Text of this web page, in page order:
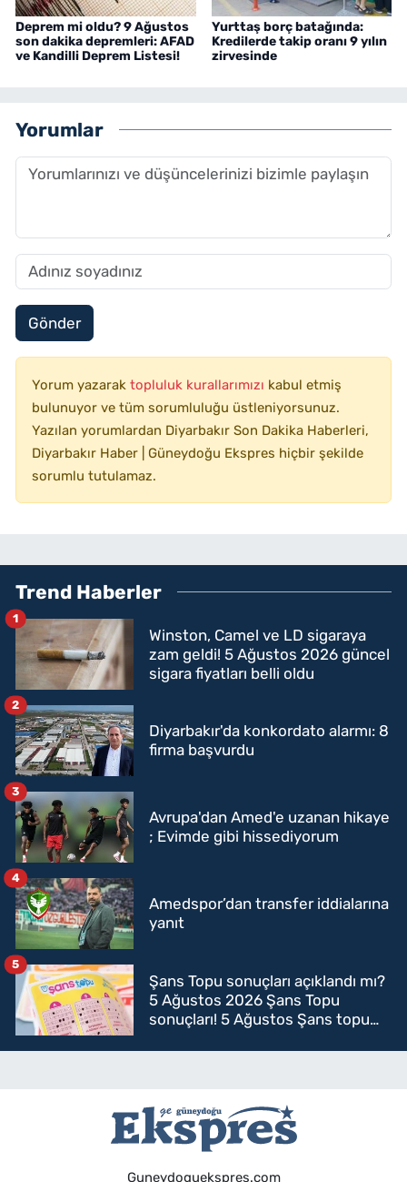
Deprem mi oldu? 9 Ağustos
son dakika depremleri: AFAD
ve Kandilli Deprem Listesi!
Yurttaş borç batağında:
Kredilerde takip oranı 9 yılın
zirvesinde
Yorumlar
Gönder
Yorum yazarak topluluk kurallarımızı kabul etmiş
bulunuyor ve tüm sorumluluğu üstleniyorsunuz.
Yazılan yorumlardan Diyarbakır Son Dakika Haberleri,
Diyarbakır Haber | Güneydoğu Ekspres hiçbir şekilde
sorumlu tutulamaz.
Trend Haberler
Winston, Camel ve LD sigaraya
zam geldi! 5 Ağustos 2026 güncel
sigara fiyatları belli oldu
1
Diyarbakır'da konkordato alarmı: 8
firma başvurdu
2
Avrupa'dan Amed'e uzanan hikaye
; Evimde gibi hissediyorum
3
Amedspor’dan transfer iddialarına
yanıt
4
Şans Topu sonuçları açıklandı mı?
5 Ağustos 2026 Şans Topu
sonuçları! 5 Ağustos Şans topu
5
Guneydoguekspres.com